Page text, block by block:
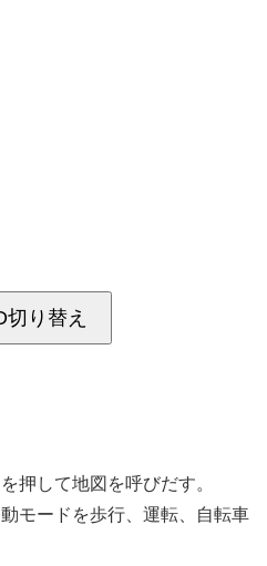
切り替え
押して地図を呼びだす。
モードを歩行、運転、自転車